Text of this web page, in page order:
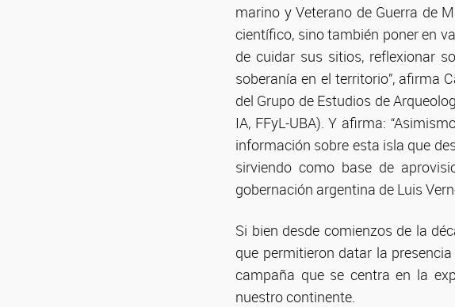
marino y Veterano de Guerra de
científico, sino también poner en
de cuidar sus sitios, reflexionar
soberanía en el territorio”, afirma
del Grupo de Estudios de
IA, FFyL-UBA). Y afirma:
información sobre esta isla que
sirviendo como base de
gobernación argentina de Luis
Si bien desde comienzos de la
que permitieron datar la
campaña que se centra en la
nuestro continente.